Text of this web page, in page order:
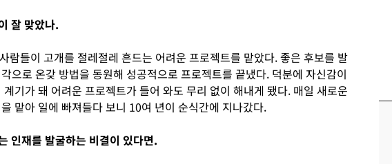
잘 맞았나.
람들이 고개를 절레절레 흔드는 어려운 프로젝트를 맡았다. 좋은 후보를 발
으로 온갖 방법을 동원해 성공적으로 프로젝트를 끝냈다. 덕분에 자신감이
기가 돼 어려운 프로젝트가 들어 와도 무리 없이 해내게 됐다. 매일 새로운
맡아 일에 빠져들다 보니 10여 년이 순식간에 지나갔다.
인재를 발굴하는 비결이 있다면.